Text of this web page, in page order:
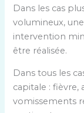
Dans les cas
volumineux,
intervention
être réalisée.
Dans tous les
capitale : fièvre,
vomissements